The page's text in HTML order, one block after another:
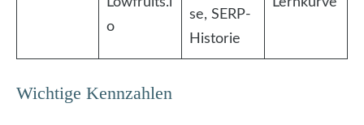
o
se, SERP-
Historie
Wichtige Kennzahlen